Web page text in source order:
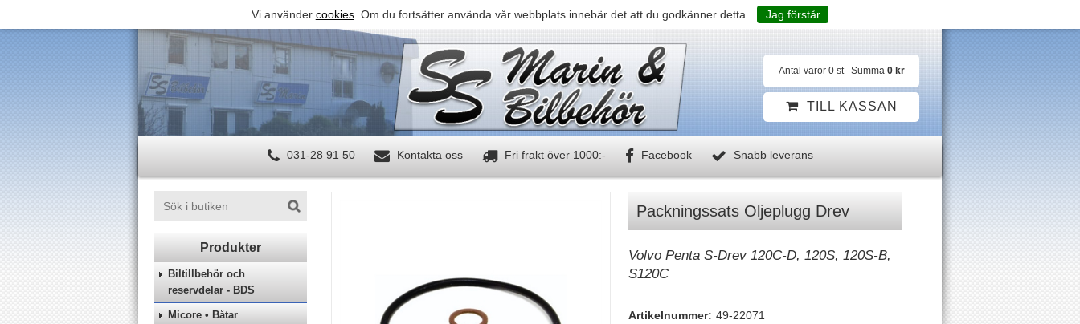
Vi använder cookies. Om du fortsätter använda vår webbplats innebär det att du godkänner detta. Jag förstår
Antal varor 0 st Summa 0 kr
TILL KASSAN
031-28 91 50 Kontakta oss Fri frakt över 1000:- Facebook Snabb leverans
Biltillbehör och
reservdelar - BDS
Micore • Båtar
Packningssats Oljeplugg Drev
Volvo Penta S-Drev 120C-D, 120S, 120S-B,
S120C
Artikelnummer: 49-22071